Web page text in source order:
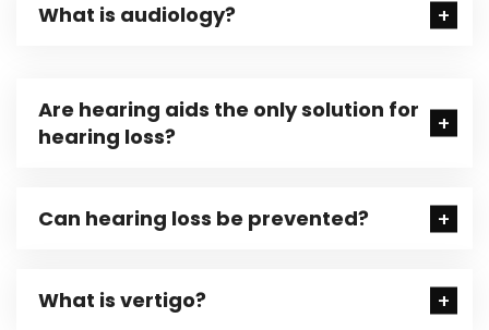
What is audiology?
Are hearing aids the only solution for
hearing loss?
Can hearing loss be prevented?
What is vertigo?